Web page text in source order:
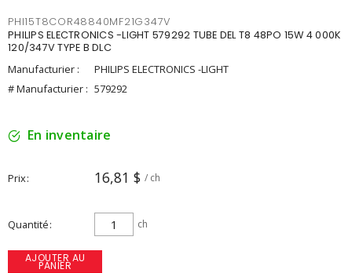
PHI15T8COR48840MF21G347V
PHILIPS ELECTRONICS -LIGHT 579292 TUBE DEL T8 48PO 15W 4 000K
120/347V TYPE B DLC
Manufacturier :
PHILIPS ELECTRONICS -LIGHT
# Manufacturier : 579292
En inventaire
Prix 16,81 $ / ch
Quantité ch
AJOUTER AU
PANIER